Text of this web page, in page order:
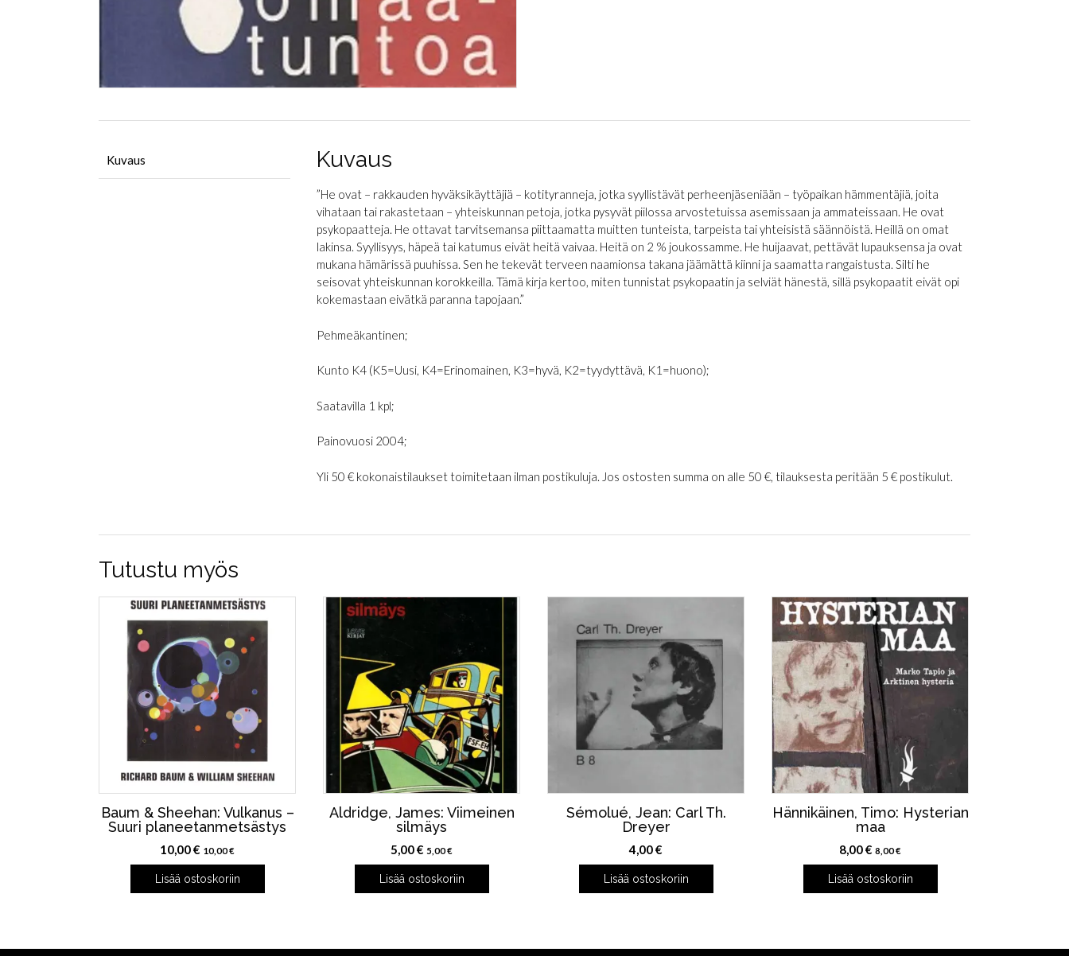
Kuvaus Kuvaus
”He ovat – rakkauden hyväksikäyttäjiä – kotityranneja, jotka syyllistävät perheenjäseniään – työpaikan hämmentäjiä, joita
vihataan tai rakastetaan – yhteiskunnan petoja, jotka pysyvät piilossa arvostetuissa asemissaan ja ammateissaan. He ovat
psykopaatteja. He ottavat tarvitsemansa piittaamatta muitten tunteista, tarpeista tai yhteisistä säännöistä. Heillä on omat
lakinsa. Syyllisyys, häpeä tai katumus eivät heitä vaivaa. Heitä on 2 % joukossamme. He huijaavat, pettävät lupauksensa ja ovat
mukana hämärissä puuhissa. Sen he tekevät terveen naamionsa takana jäämättä kiinni ja saamatta rangaistusta. Silti he
seisovat yhteiskunnan korokkeilla. Tämä kirja kertoo, miten tunnistat psykopaatin ja selviät hänestä, sillä psykopaatit eivät opi
kokemastaan eivätkä paranna tapojaan.”
Pehmeäkantinen;
Kunto K4 (K5=Uusi, K4=Erinomainen, K3=hyvä, K2=tyydyttävä, K1=huono);
Saatavilla 1 kpl;
Painovuosi 2004;
Yli 50 € kokonaistilaukset toimitetaan ilman postikuluja. Jos ostosten summa on alle 50 €, tilauksesta peritään 5 € postikulut.
Tutustu myös
Baum & Sheehan: Vulkanus –
Suuri planeetanmetsästys
10,00€ 10,00€
Lisää ostoskoriin
Aldridge, James: Viimeinen
silmäys
5,00€ 5,00€
Lisää ostoskoriin
Sémolué, Jean: Carl Th.
Dreyer
4,00€
Lisää ostoskoriin
Hännikäinen, Timo: Hysterian
maa
8,00€ 8,00€
Lisää ostoskoriin